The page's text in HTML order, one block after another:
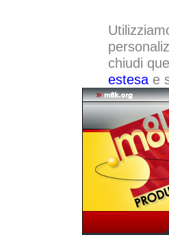
chiudi
estesae